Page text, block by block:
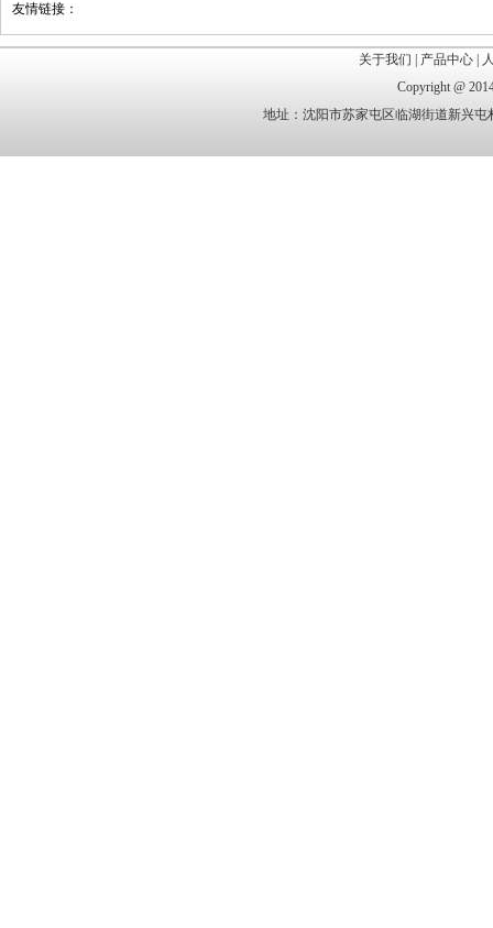
友情链接：
关于我们 产品中心
Copyright @
地址：沈阳市苏家屯区临湖街道新兴屯